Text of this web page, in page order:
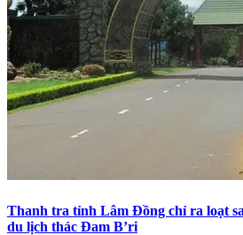
Thanh tra tỉnh Lâm Đồng chỉ ra loạt
du lịch thác Đam B’ri